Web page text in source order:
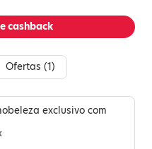
cashback
Ofertas (1)
exclusivo com